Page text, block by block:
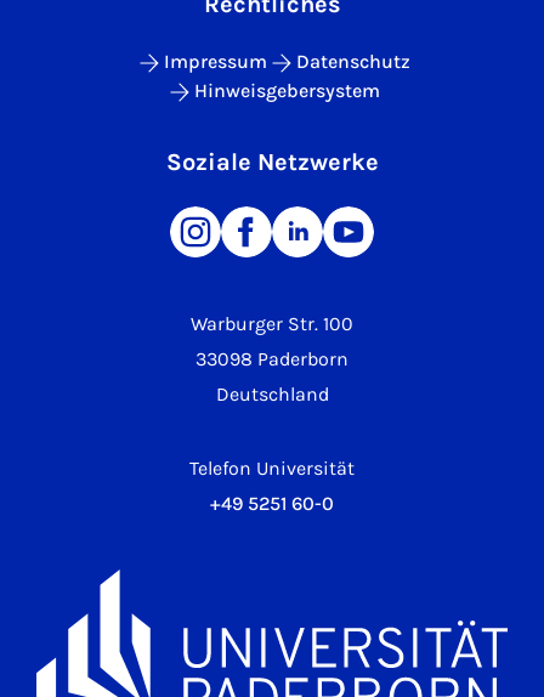
Warburger Str. 100
33098 Paderborn
Deutschland
Telefon Universität
+49 5251 60-0
Impressum
Datenschutz
Hinweisgebersystem
Soziale Netzwerke